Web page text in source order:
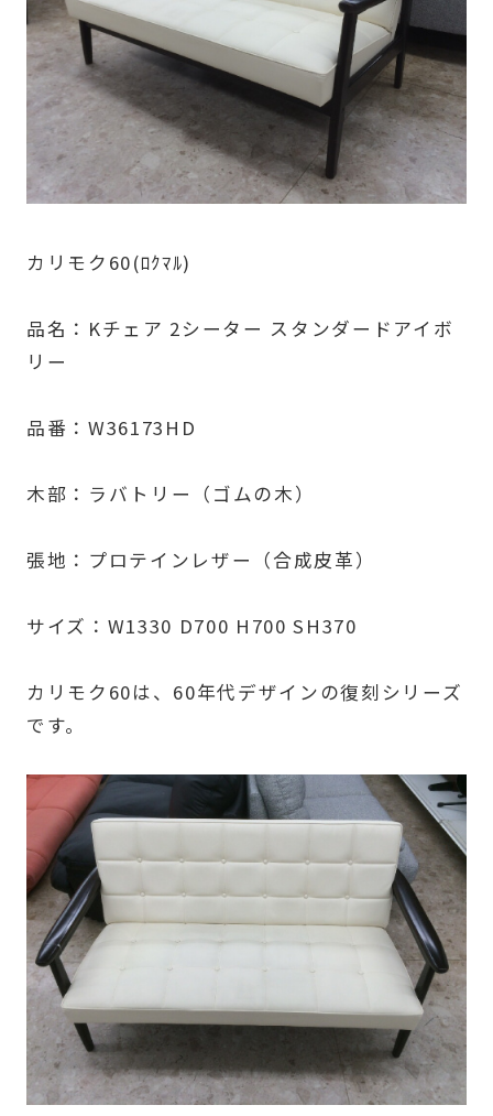
カリモク60(ﾛｸﾏﾙ)
品名：Kチェア 2シーター スタンダードアイボ
リー
品番：W36173HD
木部：ラバトリー（ゴムの木）
張地：プロテインレザー（合成皮革）
サイズ：W1330 D700 H700 SH370
カリモク60は、60年代デザインの復刻シリーズ
です。